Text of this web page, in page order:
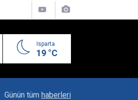
Isparta
19 °C
İlçe Kongreleri Başlıyor
Günün tüm haberleri